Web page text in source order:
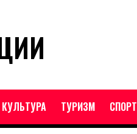
КУЛЬТУРА ТУРИЗМ СПОРТ